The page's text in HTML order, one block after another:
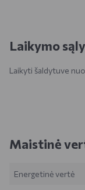
Laikymo
Laikyti šaldytuve
Maistinė
Energetinė vertė